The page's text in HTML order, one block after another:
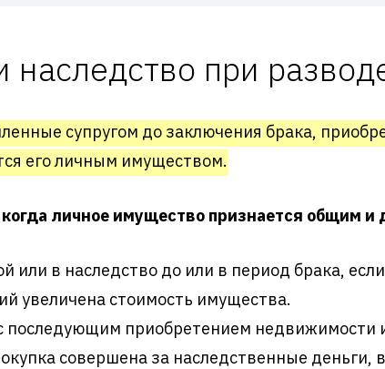
наследство при
супругом до заключения брака,
его личным имуществом.
личное имущество признается общим и
или в наследство до или в период брака,
увеличена стоимость имущества.
последующим приобретением недвижимости
совершена за наследственные деньги,